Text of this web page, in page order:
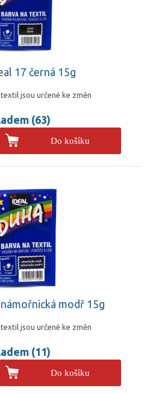
17 černá 15g
jsou určené ke změn
(63)
Do košíku
modř 15g
jsou určené ke změn
(11)
Do košíku